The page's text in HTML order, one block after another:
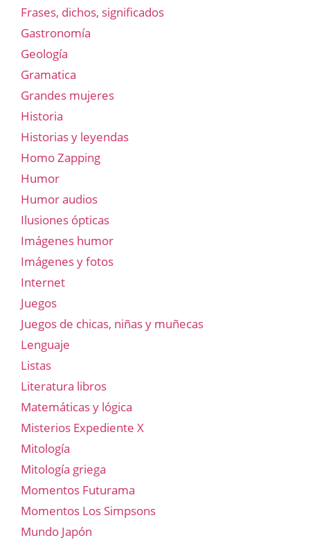
Frases, dichos, significados
Gastronomía
Geología
Gramatica
Grandes mujeres
Historia
Historias y leyendas
Homo Zapping
Humor
Humor audios
Ilusiones ópticas
Imágenes humor
Imágenes y fotos
Internet
Juegos
Juegos de chicas, niñas y muñecas
Lenguaje
Listas
Literatura libros
Matemáticas y lógica
Misterios Expediente X
Mitología
Mitología griega
Momentos Futurama
Momentos Los Simpsons
Mundo Japón